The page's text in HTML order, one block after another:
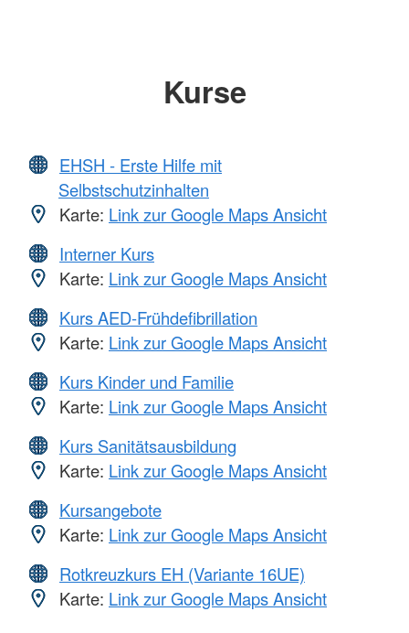
Kurse
EHSH - Erste Hilfe mit
Selbstschutzinhalten
Karte: Link zur Google Maps Ansicht
Interner Kurs
Karte: Link zur Google Maps Ansicht
Kurs AED-Frühdefibrillation
Karte: Link zur Google Maps Ansicht
Kurs Kinder und Familie
Karte: Link zur Google Maps Ansicht
Kurs Sanitätsausbildung
Karte: Link zur Google Maps Ansicht
Kursangebote
Karte: Link zur Google Maps Ansicht
Rotkreuzkurs EH (Variante 16UE)
Karte: Link zur Google Maps Ansicht